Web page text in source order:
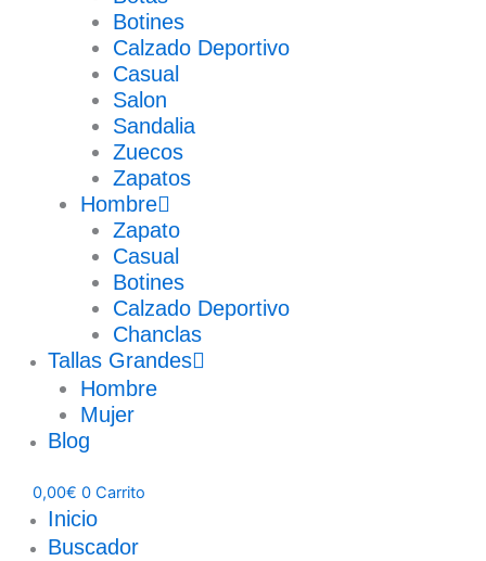
Botines
Calzado Deportivo
Casual
Salon
Sandalia
Zuecos
Zapatos
Hombre
Zapato
Casual
Botines
Calzado Deportivo
Chanclas
Tallas Grandes
Hombre
Mujer
Blog
0,00€ 0 Carrito
Inicio
Buscador